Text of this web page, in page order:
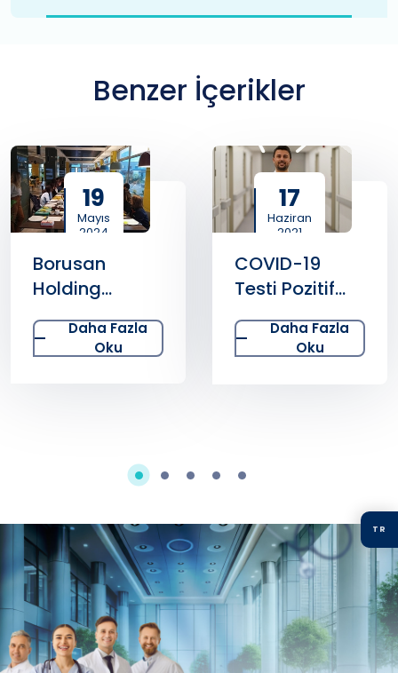
TR
Benzer İçerikler
19
Mayıs
2024
Borusan
Holding
Borçelik
Çalışanlarına
Diyabet
Daha Fazla
Oku
17
Haziran
2021
COVID-19
Testi Pozitif
Çıkan
Semptomsuz
Bir Kişi Ne
Daha Fazla
Oku